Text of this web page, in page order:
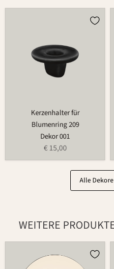
Kerzenhalter für
Blumenring 209
Dekor 001
€ 15,00
Alle
WEITERE